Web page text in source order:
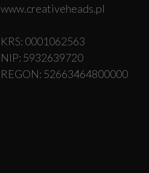
www.creativeheads.pl
KRS: 0001062563
NIP: 5932639720
REGON: 52663464800000